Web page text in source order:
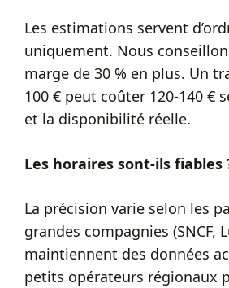
Les estimations servent
uniquement. Nous
marge de 30 % en plus. Un
100 € peut coûter 120-140 €
et la disponibilité réelle.
Les horaires sont-ils fiables
La précision varie selon les
grandes compagnies (SNCF,
maintiennent des données
petits opérateurs régionaux